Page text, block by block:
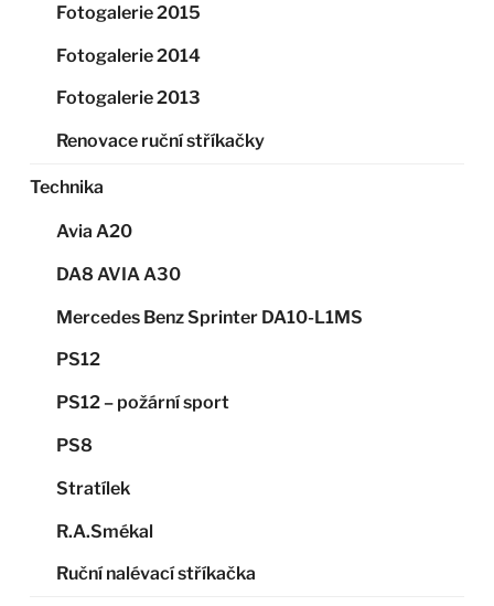
Fotogalerie 2015
Fotogalerie 2014
Fotogalerie 2013
Renovace ruční stříkačky
Technika
Avia A20
DA8 AVIA A30
Mercedes Benz Sprinter DA10-L1MS
PS12
PS12 – požární sport
PS8
Stratílek
R.A.Smékal
Ruční nalévací stříkačka